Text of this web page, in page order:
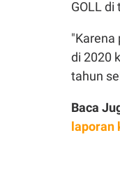
GOLL
"Karena
di 2020
tahun
Baca
laporan